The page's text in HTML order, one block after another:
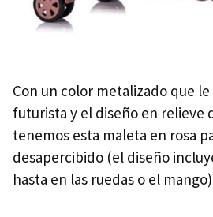
Con un color metalizado que
futurista y el diseño en relieve
tenemos esta maleta en rosa
desapercibido (el diseño
hasta en las ruedas o el